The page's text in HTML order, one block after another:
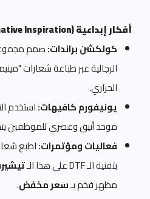
أفكار إبداعية (Creative Inspiration)
كولكشن براندات:صمم
الرجالية عبر طباعة شعارات
الحراري.
يونيفورم كافيهات:استخدم
موحد أنيق وعصري للموظفين
فعاليات ومؤتمرات:اطبع
بتقنية الـ DTF على هذا الـ
مظهر فخم بـسعر مخفض.